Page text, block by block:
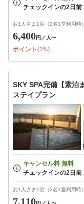
お1人さま1泊（2名1室利用時
6,400円 ／人〜
ポイント(1%)
SKY SPA完備【素泊
ステイプラン
お1人さま1泊（2名1室利用時
7,110